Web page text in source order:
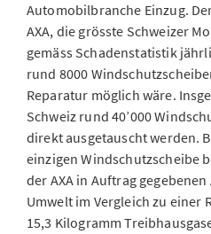
Automobilbranche Einzug.
AXA, die grösste Schweizer
gemäss Schadenstatistik
rund 8000
Reparatur möglich wäre.
Schweiz rund 40’000
direkt ausgetauscht werden.
einzigen Windschutzscheibe
der AXA in Auftrag
Umwelt im Vergleich zu einer
15,3 Kilogramm